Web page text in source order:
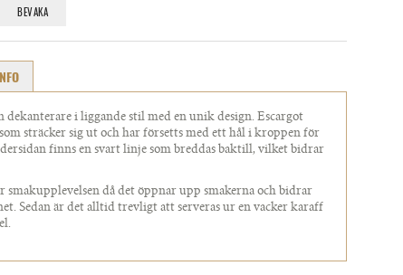
BEVAKA
i liggande stil med en unik design. Escargot
sträcker sig ut och har försetts med ett hål i kroppen för
finns en svart linje som breddas baktill, vilket bidrar
smakupplevelsen då det öppnar upp smakerna och bidrar
Sedan är det alltid trevligt att serveras ur en vacker karaff